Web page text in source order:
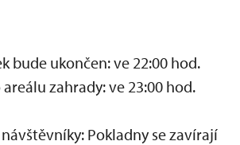
bude ukončen: ve 22:00 hod.
zahrady: ve 23:00 hod.
Pokladny se zavírají